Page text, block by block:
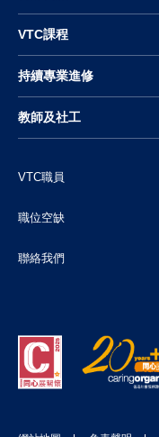
VTC課程
持續專業進修
教師及社工
VTC職員
職位空缺
聯絡我們